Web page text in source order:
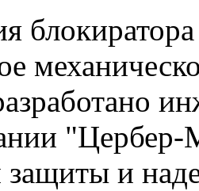
блокиратора
"Цербер-
защиты и